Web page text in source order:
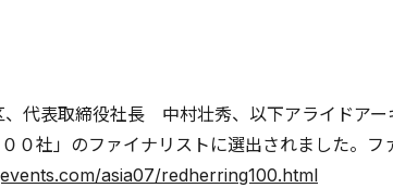
代表取締役社長 中村壮秀、以下アライドアー
社」のファイナリストに選出されました。フ
asia07/redherring100.html